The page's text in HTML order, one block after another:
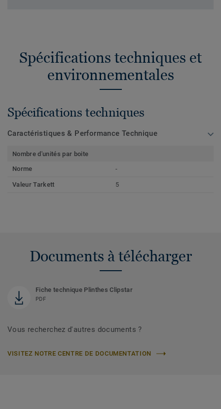
Spécifications techniques et
environnementales
Spécifications techniques
Caractéristiques & Performance Technique
Nombre d'unités par boite
Norme
-
Valeur Tarkett 5
Documents à télécharger
Fiche technique Plinthes Clipstar
PDF
Vous recherchez d'autres documents ?
VISITEZ NOTRE CENTRE DE DOCUMENTATION